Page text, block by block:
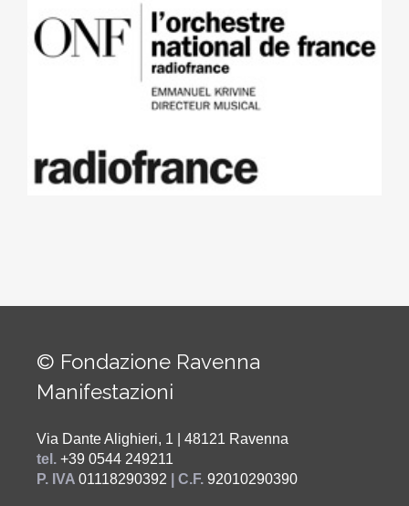
© Fondazione Ravenna
Manifestazioni
Via Dante Alighieri, 1 | 48121 Ravenna
tel. +39 0544 249211
P. IVA 01118290392 | C.F. 92010290390